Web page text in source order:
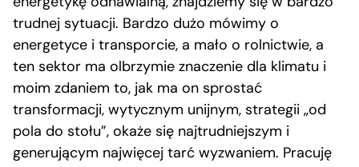
trudnej sytuacji. Bardzo dużo mówimy o
energetyce i transporcie, a mało o rolnictwie, a
ten sektor ma olbrzymie znaczenie dla klimatu i
moim zdaniem to, jak ma on sprostać
transformacji, wytycznym unijnym, strategii „od
pola do stołu”, okaże się najtrudniejszym i
generującym najwięcej tarć wyzwaniem. Pracuję